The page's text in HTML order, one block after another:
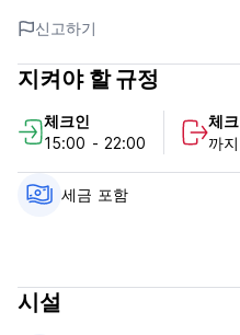
의 서비스와 시설은 잊지 못할
인 후 세탁기와 같은 호스텔 시
또 개인 욕실이 딸린 심플한 게
수 있습니다.
모든 명소를 방문하세요. 펀 인
여가를 즐기는 여행객 모두에게
***숙소 정책 및 조건:
는 경우 사전에 이메일이나 전
3. 취소 정책: 비용 없는 취소를
신고하기
지켜야 할 규정
체크인
15:00 - 22:00
체
까
세금 포함
시설